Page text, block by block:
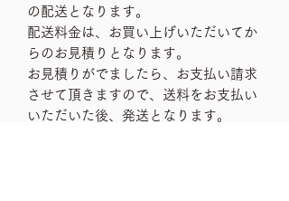
の配送となります。
配送料金は、お買い上げいただいてか
らのお見積りとなります。
お見積りがでましたら、お支払い請求
させて頂きますので、送料をお支払い
いただいた後、発送となります。